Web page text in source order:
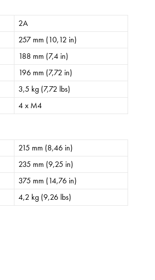
2A
257 mm (10,12 in)
188 mm (7,4 in)
196 mm (7,72 in)
3,5 kg (7,72 lbs)
4 x M4
215 mm (8,46 in)
235 mm (9,25 in)
375 mm (14,76 in)
4,2 kg (9,26 lbs)